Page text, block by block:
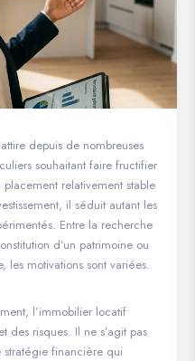
depuis de nombreuses
souhaitant faire fructifier
relativement stable
il séduit autant les
Entre la recherche
d’un patrimoine ou
les motivations sont variées.
l’immobilier locatif
des risques. Il ne s’agit pas
stratégie financière qui